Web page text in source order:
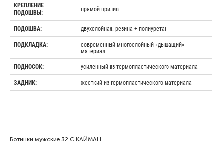
КРЕПЛЕНИЕ
ПОДОШВЫ:
прямой прилив
ПОДОШВА: двухслойная: резина + полиуретан
ПОДКЛАДКА:
современный многослойный «дышащий»
материал
ПОДНОСОК: усиленный из термопластического материала
ЗАДНИК: жесткий из термопластического материала
Ботинки мужские 32 С КАЙМАН